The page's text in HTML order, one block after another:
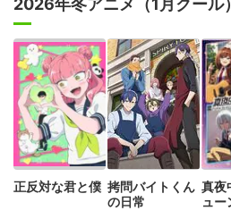
2026年冬アニメ（1月クール
正反対な君と僕 拷問バイトくん
の日常
真夜
ュー